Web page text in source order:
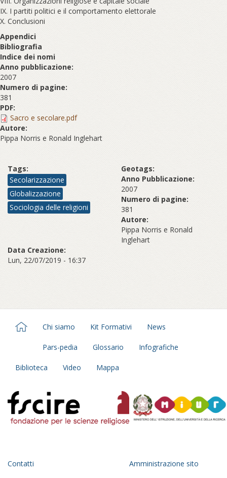
IX. I partiti politici e il comportamento elettorale
X. Conclusioni
Appendici
Bibliografia
Indice dei nomi
Anno pubblicazione:
2007
Numero di pagine:
381
PDF:
Sacro e secolare.pdf
Autore:
Pippa Norris e Ronald Inglehart
Tags:
Secolarizzazione
Globalizzazione
Sociologia delle religioni
Geotags:
Anno Pubblicazione:
2007
Numero di pagine:
381
Autore:
Pippa Norris e Ronald
Inglehart
Data Creazione:
Lun, 22/07/2019 - 16:37
Chi siamo Kit Formativi News
Pars-pedia Glossario Infografiche
Biblioteca Video Mappa
Contatti Amministrazione sito